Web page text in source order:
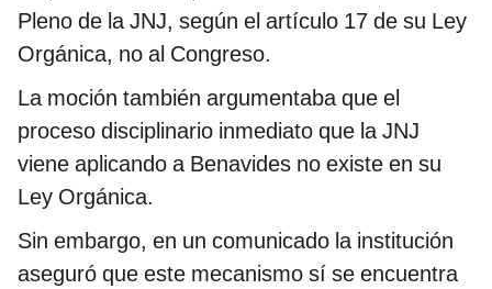
Pleno de la JNJ, según el artículo 17 de su Ley
Orgánica, no al Congreso.
La moción también argumentaba que el
proceso disciplinario inmediato que la JNJ
viene aplicando a Benavides no existe en su
Ley Orgánica.
Sin embargo, en un comunicado la institución
aseguró que este mecanismo sí se encuentra